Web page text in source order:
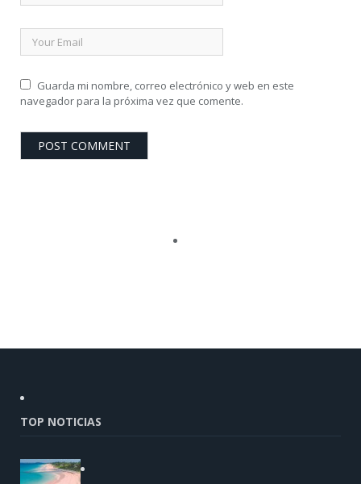
Guarda mi nombre, correo electrónico y web en este
navegador para la próxima vez que comente.
TOP NOTICIAS